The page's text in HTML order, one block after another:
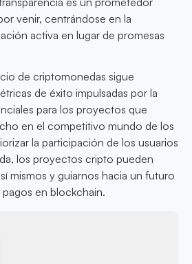
venir, centrándose en la
activa en lugar de promesas
de criptomonedas sigue
de éxito impulsadas por la
para los proyectos que
en el competitivo mundo de los
la participación de los usuarios
los proyectos cripto pueden
mismos y guiarnos hacia un futuro
en blockchain.